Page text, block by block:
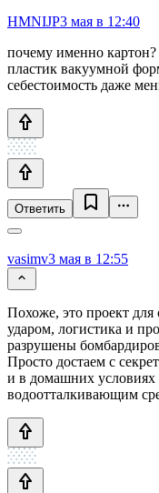
HMNIJP3 мая в 12:40
почему именно
пластик вакуумной
себестоимость даже
Ответить
vasimv3 мая в 12:55
Похоже, это проект для
ударом, логистика и
разрушены
Просто достаем с
и в домашних условиях
водоотталкивающим